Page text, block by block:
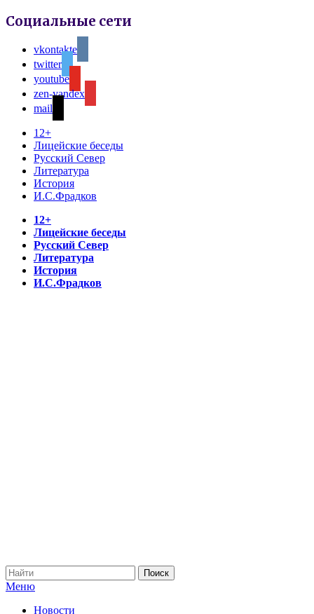
Социальные сети
vkontakte
twitter
youtube
zen-yandex
mail
12+
Лицейские беседы
Русский Север
Литература
История
И.С.Фрадков
12+
Лицейские беседы
Русский Север
Литература
История
И.С.Фрадков
Меню
Новости